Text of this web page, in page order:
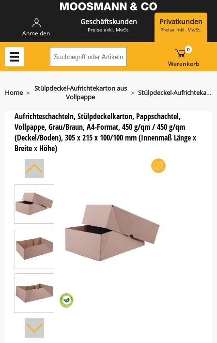
Anmelden
Geschäftskunden
Preise exkl. MwSt.
Privatkunden
Preise inkl. MwSt.
Suchbegriff oder Artikelnummer hier
Warenkorb
0
Home > Stülpdeckel-Aufrichtekarton aus
Vollpappe
> Stülpdeckel-Aufrichtekarton 305 x 215 x 100/100 mm 450 g/qm / 450 g/qm
Aufrichteschachteln, Stülpdeckelkarton, Pappschachtel,
Vollpappe, Grau/Braun, A4-Format, 450 g/qm / 450 g/qm
(Deckel/Boden), 305 x 215 x 100/100 mm (Innenmaß Länge x
Breite x Höhe)